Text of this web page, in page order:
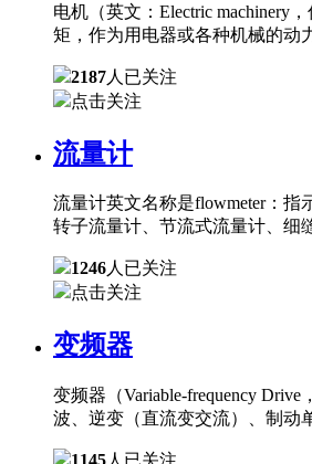
电机（英文：Electric machinery
矩，作为用电器或各种机械的动
2187人已关注
点击关注
流量计
流量计英文名称是flowmeter：
转子流量计、节流式流量计、细
1246人已关注
点击关注
变频器
变频器（Variable-frequency
波、逆变（直流变交流）、制动